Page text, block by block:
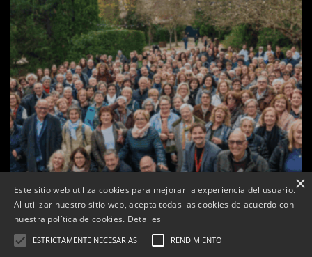
Les Gastrosàvies protagonitzen una gran trobada al
Món Sant Benet que referma el valor de la cuina
tradicional
×
Este sitio web utiliza cookies para mejorar la experiencia del usuario.
Al utilizar nuestro sitio web, acepta todas las cookies de acuerdo con
nuestra política de cookies. Detalles
ESTRICTAMENTE NECESARIAS RENDIMIENTO